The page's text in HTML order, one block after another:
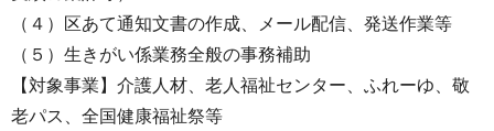
（４）区あて通知文書の作成、メール配信、発送作業等
（５）生きがい係業務全般の事務補助
【対象事業】介護人材、老人福祉センター、ふれーゆ、敬
老パス、全国健康福祉祭等